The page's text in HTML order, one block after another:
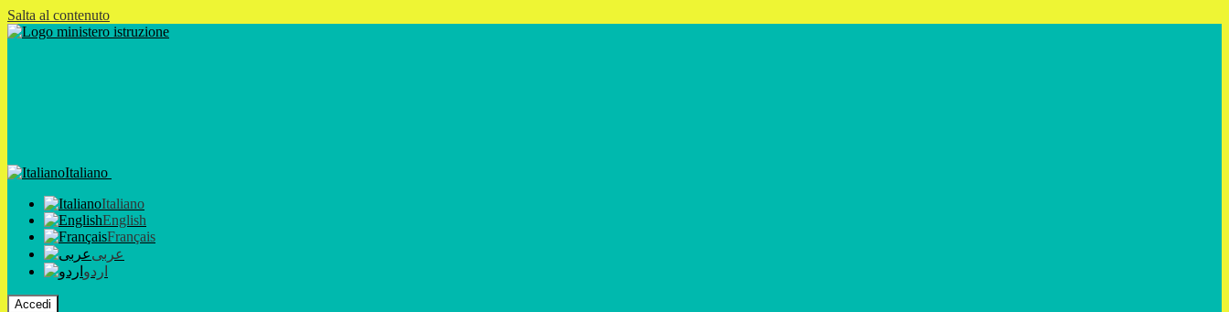
Salta al contenuto
Italiano
Italiano
English
Français
عربى
اردو
Accedi